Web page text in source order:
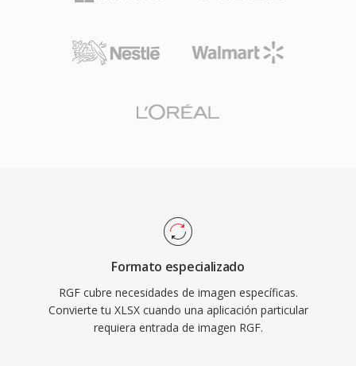
Formato especializado
RGF cubre necesidades de imagen específicas.
Convierte tu XLSX cuando una aplicación particular
requiera entrada de imagen RGF.